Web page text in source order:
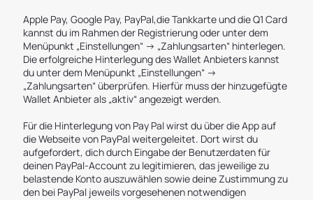
Apple Pay, Google Pay, PayPal,die Tankkarte und die Q1 Card
kannst du im Rahmen der Registrierung oder unter dem
Menüpunkt „Einstellungen“ -> „Zahlungsarten“ hinterlegen.
Die erfolgreiche Hinterlegung des Wallet Anbieters kannst
du unter dem Menüpunkt „Einstellungen“ ->
„Zahlungsarten“ überprüfen. Hierfür muss der hinzugefügte
Wallet Anbieter als „aktiv“ angezeigt werden.
Für die Hinterlegung von Pay Pal wirst du über die App auf
die Webseite von PayPal weitergeleitet. Dort wirst du
aufgefordert, dich durch Eingabe der Benutzerdaten für
deinen PayPal-Account zu legitimieren, das jeweilige zu
belastende Konto auszuwählen sowie deine Zustimmung zu
den bei PayPal jeweils vorgesehenen notwendigen